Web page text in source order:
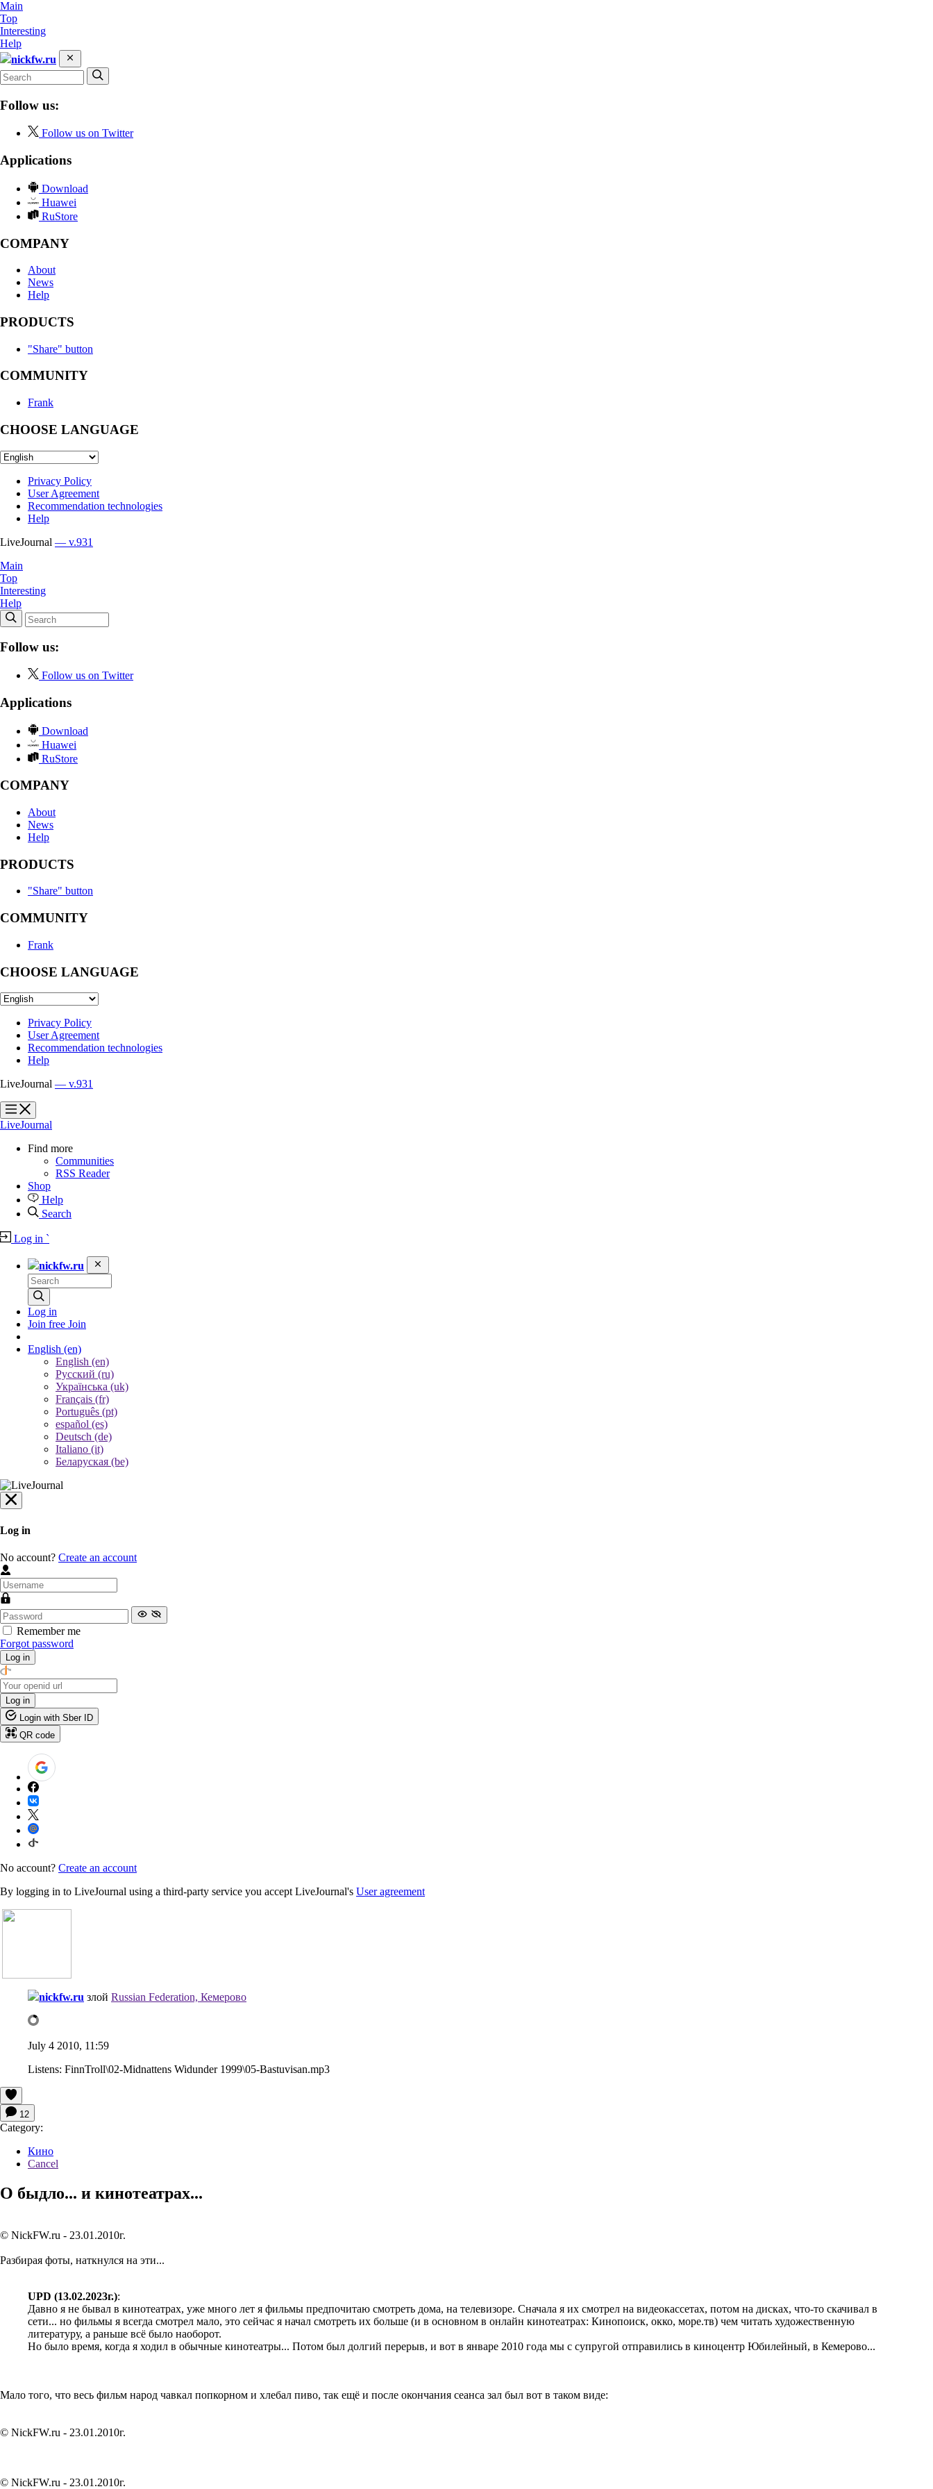
Main
Top
Interesting
Help
nickfw.ru
Follow us:
Follow us on Twitter
Applications
Download
Huawei
RuStore
COMPANY
About
News
Help
PRODUCTS
"Share" button
COMMUNITY
Frank
CHOOSE LANGUAGE
Privacy Policy
User Agreement
Recommendation technologies
Help
LiveJournal — v.931
Main
Top
Interesting
Help
Follow us:
Follow us on Twitter
Applications
Download
Huawei
RuStore
COMPANY
About
News
Help
PRODUCTS
"Share" button
COMMUNITY
Frank
CHOOSE LANGUAGE
Privacy Policy
User Agreement
Recommendation technologies
Help
LiveJournal — v.931
?
?
LiveJournal
Find more
Communities
RSS Reader
Shop
Help
Search
Log in `
nickfw.ru
Log in
Join free Join
English (en)
English (en)
Русский (ru)
Українська (uk)
Français (fr)
Português (pt)
español (es)
Deutsch (de)
Italiano (it)
Беларуская (be)
Log in
No account? Create an account
Remember me
Forgot password
Log in
Log in
Login with Sber ID
QR code
No account? Create an account
By logging in to LiveJournal using a third-party service you accept LiveJournal's User agreement
nickfw.ru злой Russian Federation, Кемерово
July 4 2010, 11:59
Listens: FinnTroll\02-Midnattens Widunder 1999\05-Bastuvisan.mp3
12
Category:
Кино
Cancel
О быдло... и кинотеатрах...
© NickFW.ru - 23.01.2010г.
Разбирая фоты, наткнулся на эти...
UPD (13.02.2023г.):
Давно я не бывал в кинотеатрах, уже много лет я фильмы предпочитаю смотреть дома, на телевизоре. Сначала я их смотрел на видеокассетах, потом на дисках, что-то скачивал в
сети... но фильмы я всегда смотрел мало, это сейчас я начал смотреть их больше (и в основном в онлайн кинотеатрах: Кинопоиск, окко, море.тв) чем читать художественную
литературу, а раньше всё было наоборот.
Но было время, когда я ходил в обычные кинотеатры... Потом был долгий перерыв, и вот в январе 2010 года мы с супругой отправились в киноцентр Юбилейный, в Кемерово...
Мало того, что весь фильм народ чавкал попкорном и хлебал пиво, так ещё и после окончания сеанса зал был вот в таком виде:
© NickFW.ru - 23.01.2010г.
© NickFW.ru - 23.01.2010г.